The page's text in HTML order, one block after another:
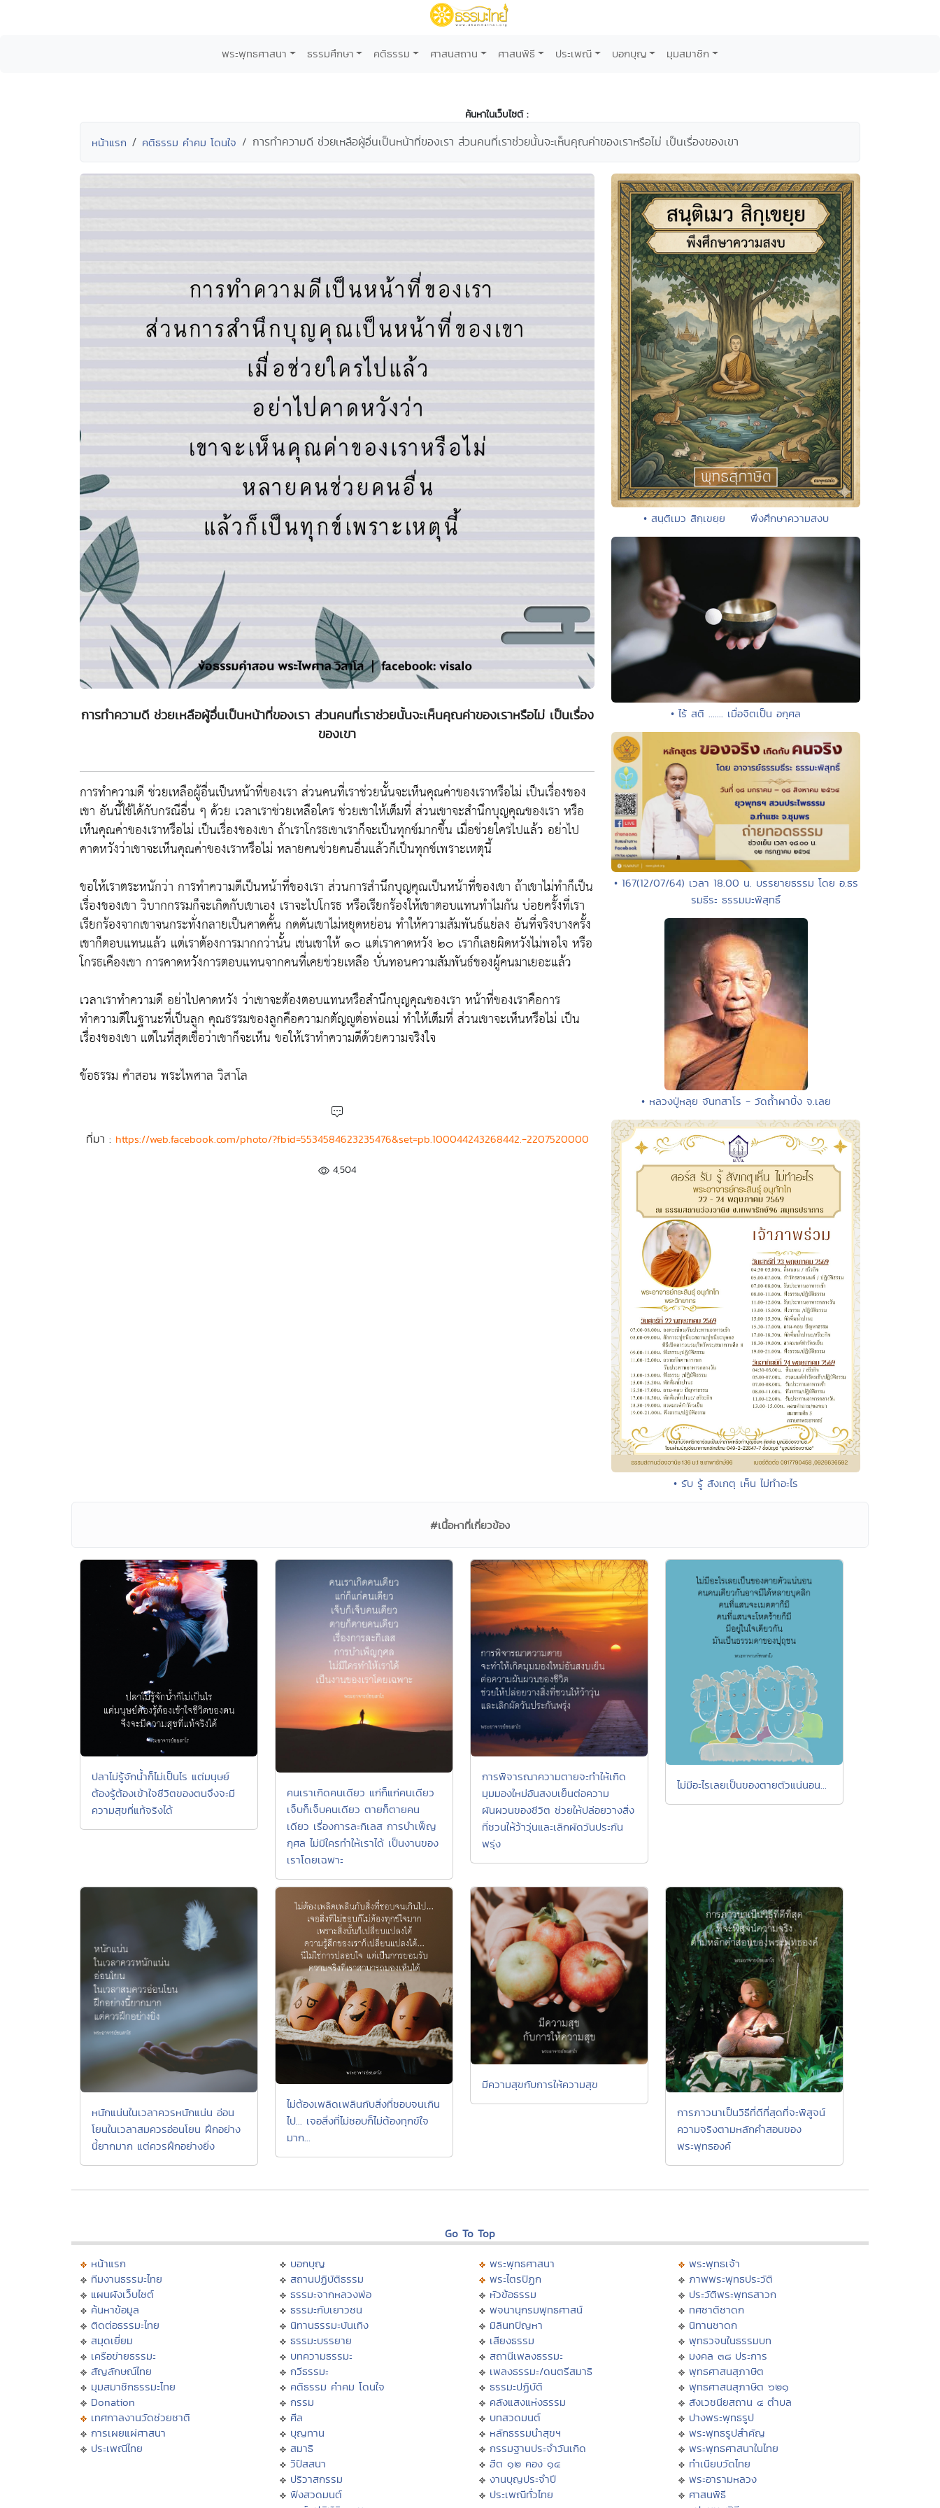
พระพุทธศาสนา ธรรมศึกษา คติธรรม ศาสนสถาน ศาสนพิธี ประเพณี บอกบุญ มุมสมาชิก
ค้นหาในเว็บไซต์ :
หน้าแรก คติธรรม คำคม โดนใจ การทำความดี ช่วยเหลือผู้อื่นเป็นหน้าที่ของเรา ส่วนคนที่เราช่วยนั้นจะเห็นคุณค่าของเราหรือไม่ เป็นเรื่องของเขา
การทำความดี ช่วยเหลือผู้อื่นเป็นหน้าที่ของเรา ส่วนคนที่เราช่วยนั้นจะเห็นคุณค่าของเราหรือไม่ เป็นเรื่อง
ของเขา
การทำความดี ช่วยเหลือผู้อื่นเป็นหน้าที่ของเรา ส่วนคนที่เราช่วยนั้นจะเห็นคุณค่าของเราหรือไม่ เป็นเรื่องของ
เขา อันนี้ใช้ได้กับกรณีอื่น ๆ ด้วย เวลาเราช่วยเหลือใคร ช่วยเขาให้เต็มที่ ส่วนเขาจะสำนึกบุญคุณของเรา หรือ
เห็นคุณค่าของเราหรือไม่ เป็นเรื่องของเขา ถ้าเราโกรธเขาเราก็จะเป็นทุกข์มากขึ้น เมื่อช่วยใครไปแล้ว อย่าไป
คาดหวังว่าเขาจะเห็นคุณค่าของเราหรือไม่ หลายคนช่วยคนอื่นแล้วก็เป็นทุกข์เพราะเหตุนี้
ขอให้เราตระหนักว่า การทำความดีเป็นหน้าที่ของเรา ส่วนการสำนึกบุญคุณเป็นหน้าที่ของเขา ถ้าเขาไม่ทำก็เป็น
เรื่องของเขา วิบากกรรมก็จะเกิดกับเขาเอง เราจะไปโกรธ หรือเรียกร้องให้เขาตอบแทนทำไมกัน บ่อยครั้งที่เรา
เรียกร้องจากเขาจนกระทั่งกลายเป็นคาดคั้น กดดันเขาไม่หยุดหย่อน ทำให้ความสัมพันธ์แย่ลง อันที่จริงบางครั้ง
เขาก็ตอบแทนแล้ว แต่เราต้องการมากกว่านั้น เช่นเขาให้ ๑๐ แต่เราคาดหวัง ๒๐ เราก็เลยผิดหวังไม่พอใจ หรือ
โกรธเคืองเขา การคาดหวังการตอบแทนจากคนที่เคยช่วยเหลือ บั่นทอนความสัมพันธ์ของผู้คนมาเยอะแล้ว
เวลาเราทำความดี อย่าไปคาดหวัง ว่าเขาจะต้องตอบแทนหรือสำนึกบุญคุณของเรา หน้าที่ของเราคือการ
ทำความดีในฐานะที่เป็นลูก คุณธรรมของลูกคือความกตัญญูต่อพ่อแม่ ทำให้เต็มที่ ส่วนเขาจะเห็นหรือไม่ เป็น
เรื่องของเขา แต่ในที่สุดเชื่อว่าเขาก็จะเห็น ขอให้เราทำความดีด้วยความจริงใจ
ข้อธรรม คำสอน พระไพศาล วิสาโล
ที่มา : https://web.facebook.com/photo/?fbid=5534584623235476&set=pb.100044243268442.-2207520000
4,504
• สนฺติเมว สิกฺเขยฺย พึงศึกษาความสงบ
• ไร้ สติ ....... เมื่อจิตเป็น อกุศล
• 167(12/07/64) เวลา 18.00 น. บรรยายธรรม โดย อ.ธร
รมธีระ ธรรมมะพิสุทธิ์
• หลวงปู่หลุย จันทสาโร - วัดถ้ำผาบิ้ง จ.เลย
• รับ รู้ สังเกตุ เห็น ไม่ทำอะไร
#เนื้อหาที่เกี่ยวข้อง
ปลาไม่รู้จักน้ำก็ไม่เป็นไร แต่มนุษย์
ต้องรู้ต้องเข้าใจชีวิตของตนจึงจะมี
ความสุขที่แท้จริงได้
คนเราเกิดคนเดียว แก่ก็แก่คนเดียว
เจ็บก็เจ็บคนเดียว ตายก็ตายคน
เดียว เรื่องการละกิเลส การบำเพ็ญ
กุศล ไม่มีใครทำให้เราได้ เป็นงานของ
เราโดยเฉพาะ
การพิจารณาความตายจะทำให้เกิด
มุมมองใหม่อันสงบเย็นต่อความ
ผันผวนของชีวิต ช่วยให้ปล่อยวางสิ่ง
ที่ชวนให้ว้าวุ่นและเลิกผัดวันประกัน
พรุ่ง
ไม่มีอะไรเลยเป็นของตายตัวแน่นอน...
หนักแน่นในเวลาควรหนักแน่น อ่อน
โยนในเวลาสมควรอ่อนโยน ฝึกอย่าง
นี้ยากมาก แต่ควรฝึกอย่างยิ่ง
ไม่ต้องเพลิดเพลินกับสิ่งที่ชอบจนเกิน
ไป... เจอสิ่งที่ไม่ชอบก็ไม่ต้องทุกข์ใจ
มาก...
มีความสุขกับการให้ความสุข
การภาวนาเป็นวิธีที่ดีที่สุดที่จะพิสูจน์
ความจริงตามหลักคำสอนของ
พระพุทธองค์
Go To Top
หน้าแรก
ทีมงานธรรมะไทย
แผนผังเว็บไซต์
ค้นหาข้อมูล
ติดต่อธรรมะไทย
สมุดเยี่ยม
เครือข่ายธรรมะ
สัญลักษณ์ไทย
มุมสมาชิกธรรมะไทย
Donation
เทศกาลงานวัดช่วยชาติ
การเผยแผ่ศาสนา
ประเพณีไทย
บอกบุญ
สถานปฏิบัติธรรม
ธรรมะจากหลวงพ่อ
ธรรมะกับเยาวชน
นิทานธรรมะบันเทิง
ธรรมะบรรยาย
บทความธรรมะ
กวีธรรมะ
คติธรรม คำคม โดนใจ
กรรม
ศีล
บุญทาน
สมาธิ
วิปัสสนา
ปริวาสกรรม
ฟังสวดมนต์
พระพุทธศาสนา
พระไตรปิฏก
หัวข้อธรรม
พจนานุกรมพุทธศาสน์
มิลินทปัญหา
เสียงธรรม
สถานีเพลงธรรมะ
เพลงธรรมะ/ดนตรีสมาธิ
ธรรมะปฏิบัติ
คลังแสงแห่งธรรม
บทสวดมนต์
หลักธรรมนำสุขฯ
กรรมฐานประจำวันเกิด
ฮีต ๑๒ คอง ๑๔
งานบุญประจำปี
ประเพณีทั่วไทย
พระพุทธเจ้า
ภาพพระพุทธประวัติ
ประวัติพระพุทธสาวก
ทศชาติชาดก
นิทานชาดก
พุทธวจนในธรรมบท
มงคล ๓๘ ประการ
พุทธศาสนสุภาษิต
พุทธศาสนสุภาษิต ๖๒๑
สังเวชนียสถาน ๔ ตำบล
ปางพระพุทธรูป
พระพุทธรูปสำคัญ
พระพุทธศาสนาในไทย
ทำเนียบวัดไทย
พระอารามหลวง
ศาสนพิธี